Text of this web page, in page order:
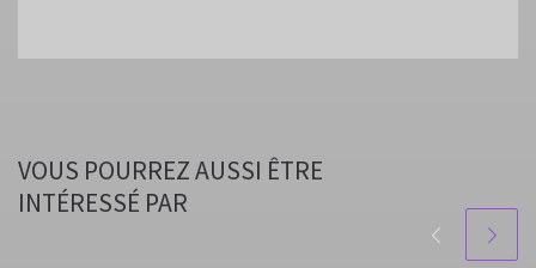
VOUS POURREZ AUSSI ÊTRE
INTÉRESSÉ PAR